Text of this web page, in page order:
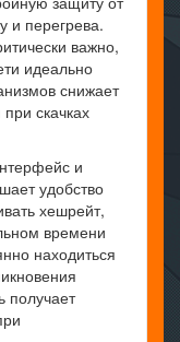
и перегрева.
важно,
идеально
снижает
скачках
и
удобство
хешрейт,
времени
находиться
получает